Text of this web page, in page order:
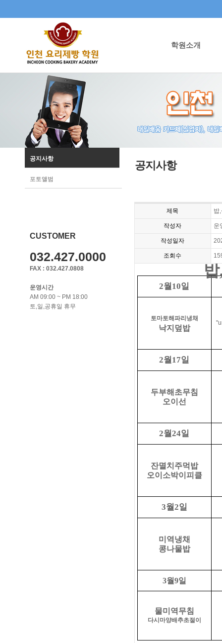
학원소개
공지사항
포토앨범
CUSTOMER
032.427.0000
FAX : 032.427.0808
운영시간
AM 09:00 ~ PM 18:00
토,일,공휴일 휴무
공지사항
제목 밥
작성자 운
작성일자
조회수
밥
2월 10일
토마토해파리냉채
낙지덮밥
2월 17일
두부해초무침
오이선
2월24일
잔멸치주먹밥
오이소박이피클
3월 2일
미역냉채
콩나물밥
3월9일
물미역무침
다시마양배추초절이